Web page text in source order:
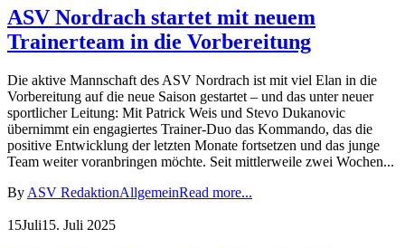
ASV Nordrach startet mit neuem
Trainerteam in die Vorbereitung
Die aktive Mannschaft des ASV Nordrach ist mit viel Elan in die
Vorbereitung auf die neue Saison gestartet – und das unter neuer
sportlicher Leitung: Mit Patrick Weis und Stevo Dukanovic
übernimmt ein engagiertes Trainer-Duo das Kommando, das die
positive Entwicklung der letzten Monate fortsetzen und das junge
Team weiter voranbringen möchte. Seit mittlerweile zwei Wochen...
By ASV RedaktionAllgemeinRead more...
15Juli15. Juli 2025